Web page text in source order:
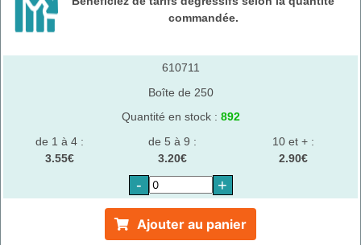
commandée.
610711
Boîte de 250
Quantité en stock : 892
de 1 à 4 :
3.55€
de 5 à 9 :
3.20€
10 et + :
2.90€
- +
Ajouter au panier